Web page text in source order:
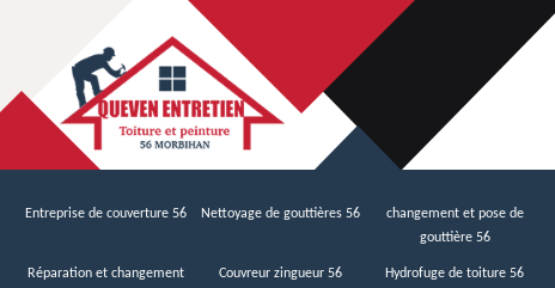
Entreprise de couverture 56 Nettoyage de gouttières 56
changement et pose de
gouttière 56
Réparation et changement
Couvreur zingueur 56 Hydrofuge de toiture 56